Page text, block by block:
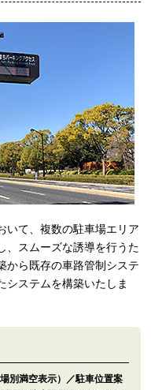
いて、複数の駐車場エリア
、スムーズな誘導を行うた
から既存の車路管制システ
システムを構築いたしま
別満空表示）／駐車位置案